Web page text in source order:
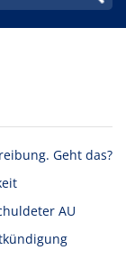
Geht das?
AU